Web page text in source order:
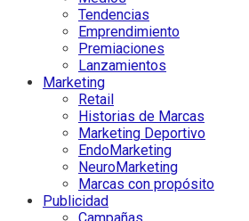
Tendencias
Emprendimiento
Premiaciones
Lanzamientos
Marketing
Retail
Historias de Marcas
Marketing Deportivo
EndoMarketing
NeuroMarketing
Marcas con propósito
Publicidad